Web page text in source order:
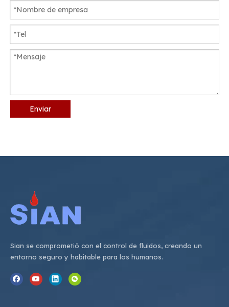
Enviar
Sian se comprometió con el control de fluidos, creando un
entorno seguro y habitable para los humanos.